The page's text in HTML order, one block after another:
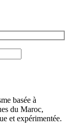
basée à
du Maroc,
et expérimentée.